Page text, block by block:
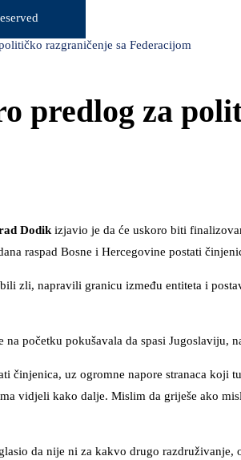
razgraničenje sa Federacijom
predlog za
Dodikizjavio je da će uskoro biti
raspad Bosne i Hercegovine postati
zli, napravili granicu između entiteta i
početku pokušavala da spasi Jugoslaviju,
činjenica, uz ogromne napore stranaca
vidjeli kako dalje. Mislim da griješe ako
da nije ni za kakvo drugo razdruživanje,